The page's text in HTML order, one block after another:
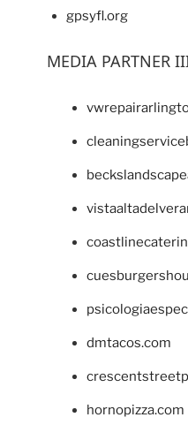
gpsyfl.org
MEDIA PARTNER
dmtacos.com
hornopizza.com